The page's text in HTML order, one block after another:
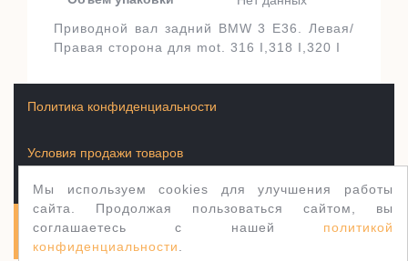
Приводной вал задний BMW 3 E36. Левая/
Правая сторона для mot. 316 I,318 I,320 I
Мы используем cookies для улучшения работы
сайта. Продолжая пользоваться сайтом, вы
соглашаетесь с нашей политикой
конфиденциальности
Условия продажи товаров
Политика конфиденциальности
Полуось.рф 2003-2026 WordPress тема Jewellery